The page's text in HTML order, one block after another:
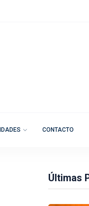
CONTACTO
Últimas